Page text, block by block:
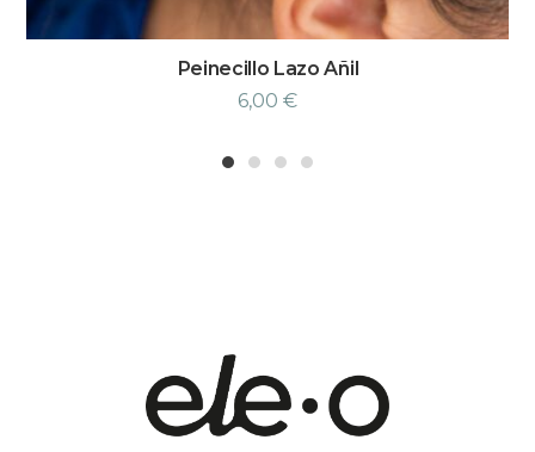
Peinecillo Lazo Añil
6,00€